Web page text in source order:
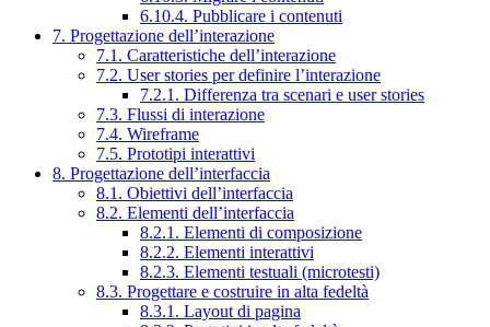
6.10.4. Pubblicare i contenuti
7. Progettazione dell’interazione
7.1. Caratteristiche dell’interazione
7.2. User stories per definire l’interazione
7.2.1. Differenza tra scenari e user stories
7.3. Flussi di interazione
7.4. Wireframe
7.5. Prototipi interattivi
8. Progettazione dell’interfaccia
8.1. Obiettivi dell’interfaccia
8.2. Elementi dell’interfaccia
8.2.1. Elementi di composizione
8.2.2. Elementi interattivi
8.2.3. Elementi testuali (microtesti)
8.3. Progettare e costruire in alta fedeltà
8.3.1. Layout di pagina